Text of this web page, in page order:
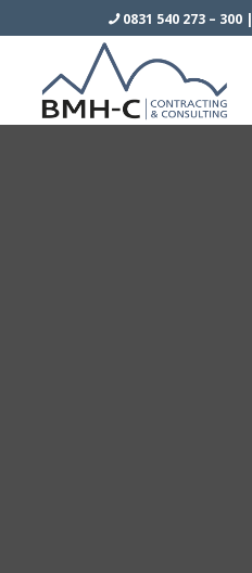
0831 540 273 – 300|